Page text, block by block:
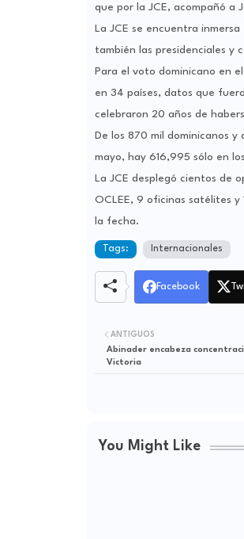
que por la JCE, acompañó a
La JCE se encuentra
también las presidenciales y
Para el voto dominicano en
en 34 países, datos que
celebraron 20 años de
De los 870 mil dominicanos
mayo, hay 616,995 sólo en
La JCE desplegó cientos de
OCLEE, 9 oficinas satélites y
la fecha.
Tags: Internacionales
Facebook
ANTIGUOS
Abinader encabeza
Victoria
You Might Like